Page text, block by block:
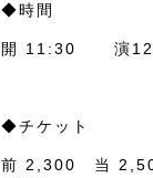
◆時間
開 11:30 演
◆チケット
前 2,300 当